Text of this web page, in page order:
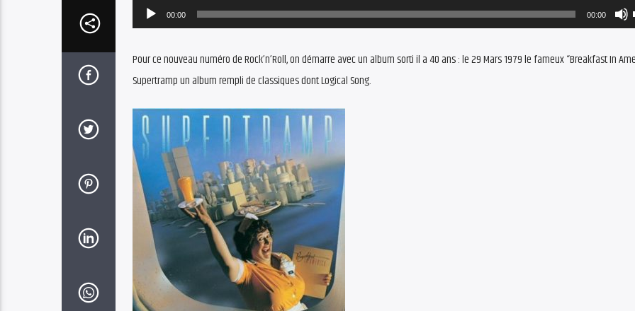
Audio
Player
00:00 00:00
Pour ce nouveau numéro de Rock’n’Roll, on démarre avec un album sorti il a 40 ans : le 29 Mars 1979 le fameux “Breakfast In
Supertramp un album rempli de classiques dont Logical Song.